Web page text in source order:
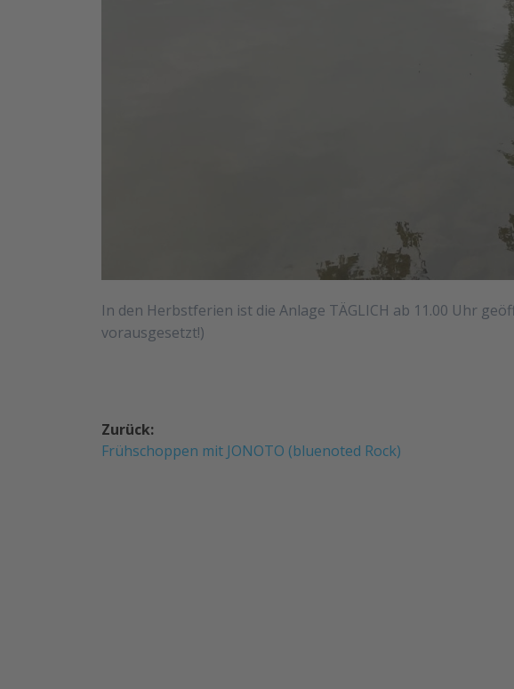
In den Herbstferien ist die Anlage TÄGLICH ab 11.00 Uhr
vorausgesetzt!)
Beitragsnavigation
Zurück:
Vorheriger
Frühschoppen mit JONOTO (bluenoted Rock)